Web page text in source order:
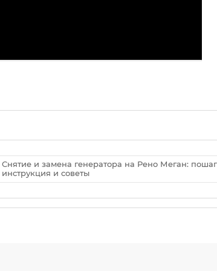
Снятие и замена генератора на Рено Меган:
инструкция и советы